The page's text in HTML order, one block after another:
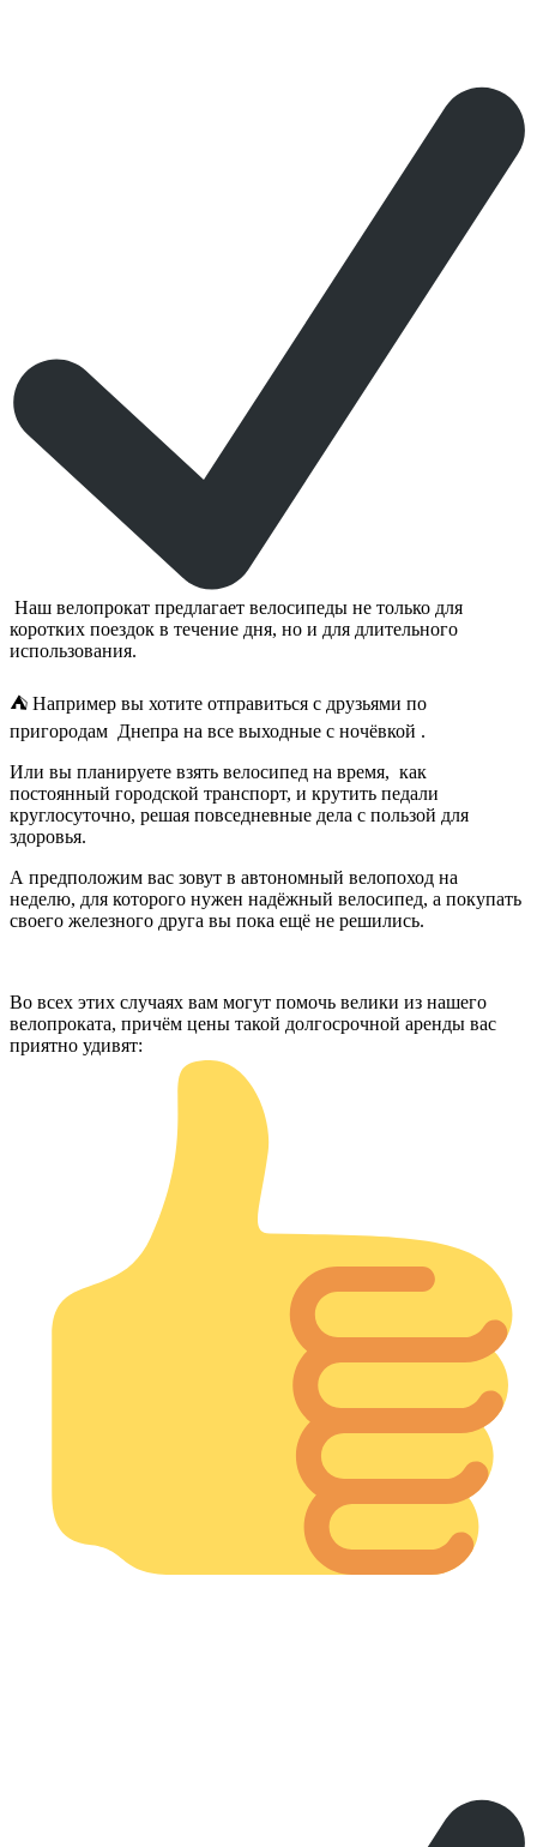
Наш велопрокат предлагает велосипеды не только для
коротких поездок в течение дня, но и для длительного
использования.
⛺️ Например вы хотите отправиться с друзьями по
пригородам Днепра на все выходные с ночёвкой .
Или вы планируете взять велосипед на время, как
постоянный городской транспорт, и крутить педали
круглосуточно, решая повседневные дела с пользой для
здоровья.
А предположим вас зовут в автономный велопоход на
неделю, для которого нужен надёжный велосипед, а покупать
своего железного друга вы пока ещё не решились.
Во всех этих случаях вам могут помочь велики из нашего
велопроката, причём цены такой долгосрочной аренды вас
приятно удивят: